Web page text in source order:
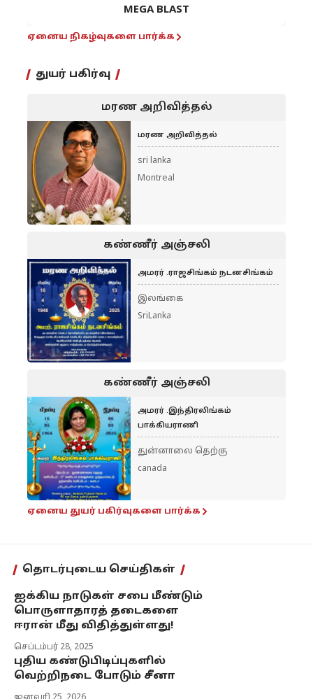
MEGA BLAST
ஏனைய நிகழ்வுகளை பார்க்க
துயர் பகிர்வு
மரண அறிவித்தல்
மரண அறிவித்தல்
sri lanka
Montreal
கண்ணீர் அஞ்சலி
அமரர் .ராஜசிங்கம் நடனசிங்கம்
இலங்கை
SriLanka
கண்ணீர் அஞ்சலி
அமரர் .இந்திரலிங்கம்
பாக்கியராணி
துன்னாலை தெற்கு
canada
ஏனைய துயர் பகிர்வுகளை பார்க்க
தொடர்புடைய செய்திகள்
ஐக்கிய நாடுகள் சபை மீண்டும்
பொருளாதாரத் தடைகளை
ஈரான் மீது விதித்துள்ளது!
செப்டம்பர் 28, 2025
புதிய கண்டுபிடிப்புகளில்
வெற்றிநடை போடும் சீனா